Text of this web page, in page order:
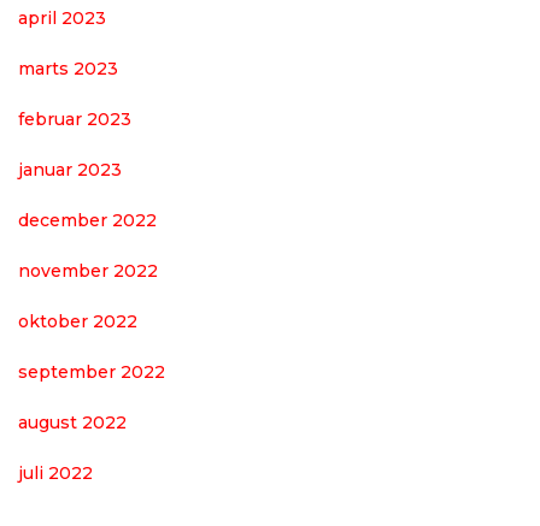
april 2023
marts 2023
februar 2023
januar 2023
december 2022
november 2022
oktober 2022
september 2022
august 2022
juli 2022